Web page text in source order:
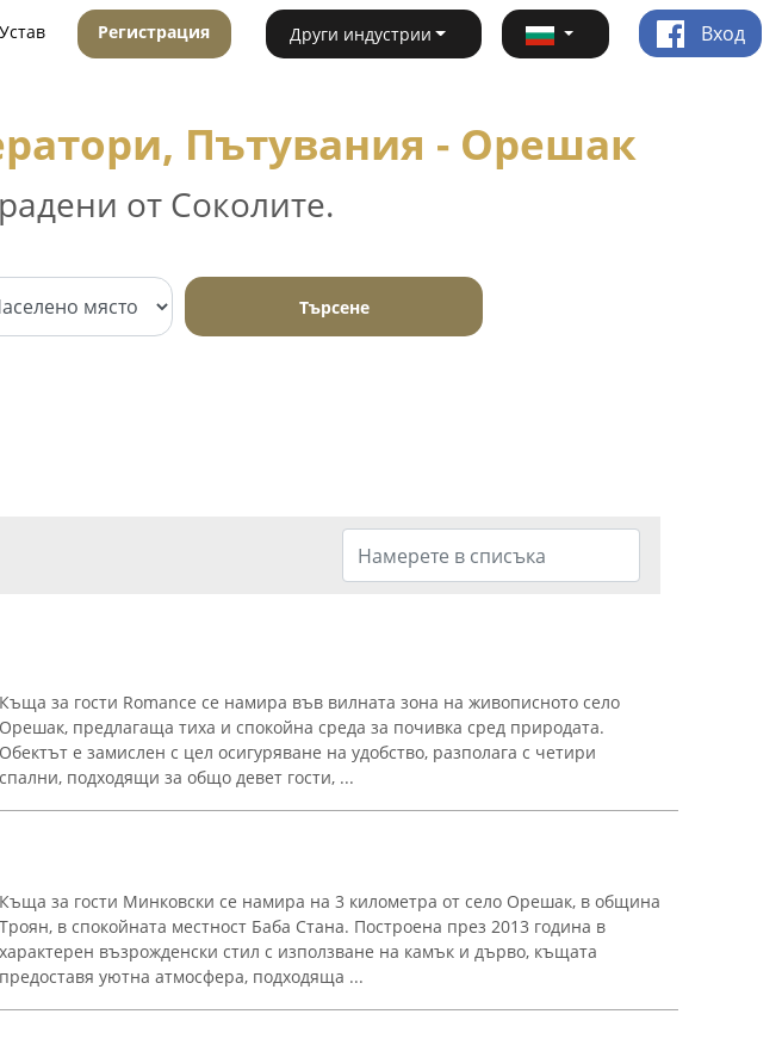
Регистрация Други индустрии Вход
Пътувания - Орешак
от Соколите.
Търсене
Къща за гости Romance се намира във вилната зона на живописното село
Орешак, предлагаща тиха и спокойна среда за почивка сред природата.
Обектът е замислен с цел осигуряване на удобство, разполага с четири
спални, подходящи за общо девет гости, ...
Къща за гости Минковски се намира на 3 километра от село Орешак, в община
Троян, в спокойната местност Баба Стана. Построена през 2013 година в
характерен възрожденски стил с използване на камък и дърво, къщата
предоставя уютна атмосфера, подходяща ...